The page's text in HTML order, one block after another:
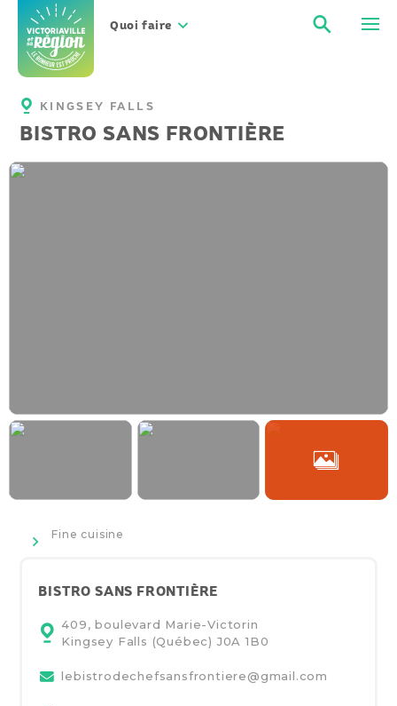
contenu
Quoi faire
KINGSEY FALLS
BISTRO SANS FRONTIÈRE
>
Fine cuisine
BISTRO SANS FRONTIÈRE
409, boulevard Marie-Victorin
Kingsey Falls (Québec) J0A 1B0
lebistrodechefsansfrontiere@gmail.com